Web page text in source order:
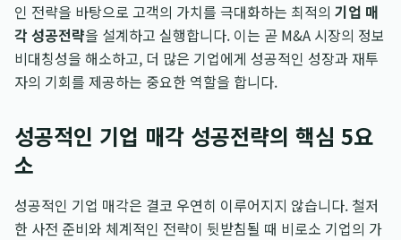
인 전략을 바탕으로 고객의 가치를 극대화하는 최적의 기업 매
각 성공전략을 설계하고 실행합니다. 이는 곧 M&A 시장의 정보
비대칭성을 해소하고, 더 많은 기업에게 성공적인 성장과 재투
자의 기회를 제공하는 중요한 역할을 합니다.
성공적인 기업 매각 성공전략의 핵심 5요
소
성공적인 기업 매각은 결코 우연히 이루어지지 않습니다. 철저
한 사전 준비와 체계적인 전략이 뒷받침될 때 비로소 기업의 가